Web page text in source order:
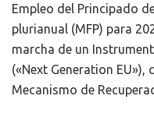
Empleo del Principado
plurianual (MFP) para
marcha de un
(«Next Generation EU»),
Mecanismo de